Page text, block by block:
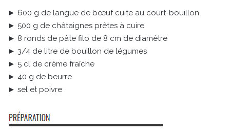
► 600 g de langue de bœuf cuite au court-bouillon
► 500 g de châtaignes prêtes à cuire
► 8 ronds de pâte filo de 8 cm de diamètre
► 3/4 de litre de bouillon de légumes
► 5 cl de crème fraîche
► 40 g de beurre
► sel et poivre